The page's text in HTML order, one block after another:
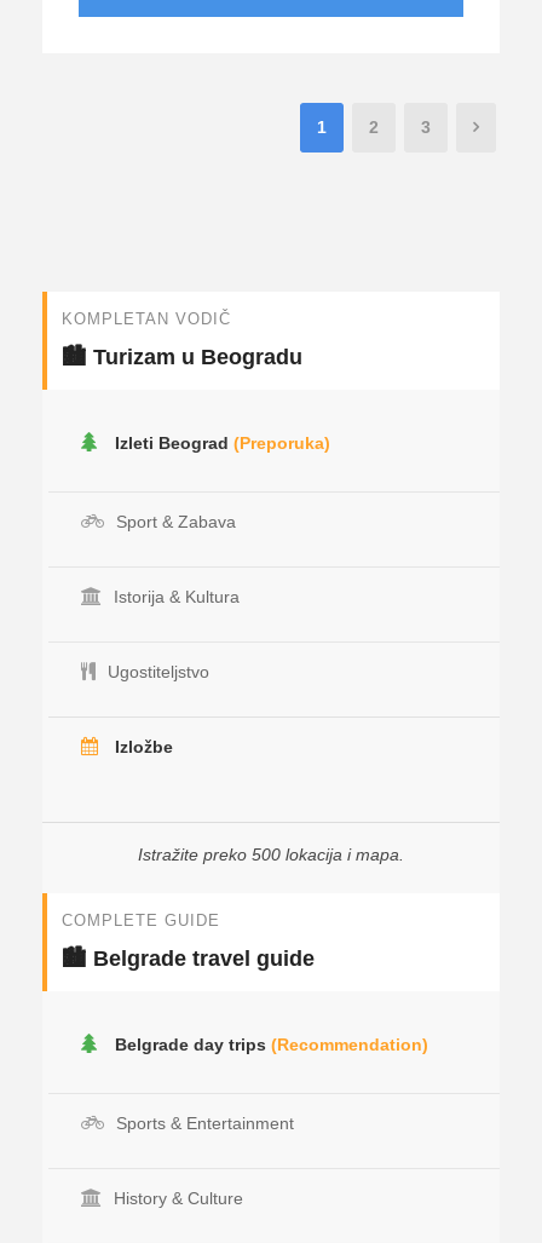
1 2 3
KOMPLETAN VODIČ
🏙️ Turizam u Beogradu
Izleti Beograd (Preporuka)
Sport & Zabava
Istorija & Kultura
Ugostiteljstvo
Izložbe
Istražite preko 500 lokacija i mapa.
COMPLETE GUIDE
🏙️ Belgrade travel guide
Belgrade day trips (Recommendation)
Sports & Entertainment
History & Culture